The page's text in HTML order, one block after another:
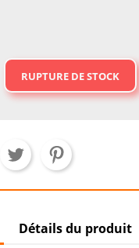
RUPTURE DE STOCK
Détails du produit